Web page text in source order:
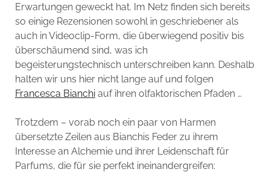
Erwartungen geweckt hat. Im Netz finden sich bereits
so einige Rezensionen sowohl in geschriebener als
auch in Videoclip-Form, die überwiegend positiv bis
überschäumend sind, was ich
begeisterungstechnisch unterschreiben kann. Deshalb
halten wir uns hier nicht lange auf und folgen
Francesca Bianchiauf ihren olfaktorischen Pfaden …
Trotzdem – vorab noch ein paar von Harmen
übersetzte Zeilen aus Bianchis Feder zu ihrem
Interesse an Alchemie und ihrer Leidenschaft für
Parfums, die für sie perfekt ineinandergreifen: